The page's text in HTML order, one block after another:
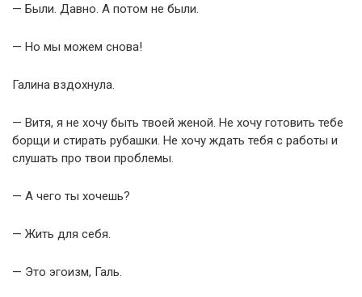
— Были. Давно. А потом не были.
— Но мы можем снова!
Галина вздохнула.
— Витя, я не хочу быть твоей женой. Не хочу готовить тебе
борщи и стирать рубашки. Не хочу ждать тебя с работы и
слушать про твои проблемы.
— А чего ты хочешь?
— Жить для себя.
— Это эгоизм, Галь.